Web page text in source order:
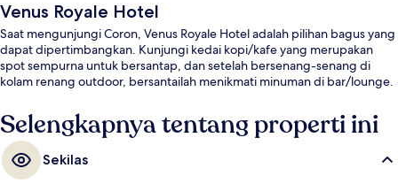
Venus Royale Hotel
Saat mengunjungi Coron, Venus Royale Hotel adalah pilihan bagus yang
dapat dipertimbangkan. Kunjungi kedai kopi/kafe yang merupakan
spot sempurna untuk bersantap, dan setelah bersenang-senang di
kolam renang outdoor, bersantailah menikmati minuman di bar/lounge.
Selengkapnya tentang properti ini
Sekilas